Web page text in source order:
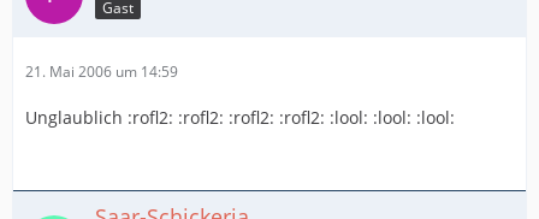
Gast
21. Mai 2006 um 14:59
Unglaublich :rofl2: :rofl2: :rofl2: :rofl2: :lool: :lool: :lool: